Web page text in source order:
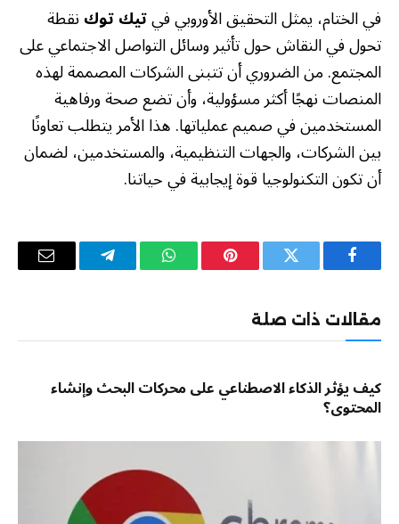
في الختام، يمثل التحقيق الأوروبي فيتيك توكنقطة
تحول في النقاش حول تأثير وسائل التواصل الاجتماعي على
المجتمع. من الضروري أن تتبنى الشركات المصممة لهذه
المنصات نهجًا أكثر مسؤولية، وأن تضع صحة ورفاهية
المستخدمين في صميم عملياتها. هذا الأمر يتطلب تعاونًا
بين الشركات، والجهات التنظيمية، والمستخدمين، لضمان
أن تكون التكنولوجيا قوة إيجابية في حياتنا.
فيسبوك تويتر بينتيريستواتساب تيلقرام
البريد
مقالات ذات صلة
كيف يؤثر الذكاء الاصطناعي على محركات البحث وإنشاء
المحتوى؟